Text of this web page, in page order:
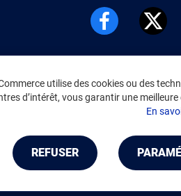
utilise des cookies ou des
d’intérêt, vous garantir une
En
REFUSER
RDC